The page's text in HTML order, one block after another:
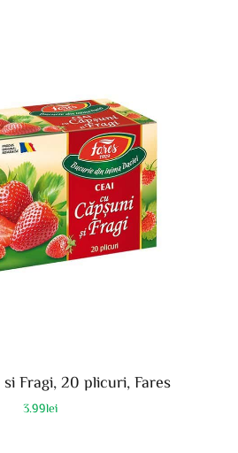
si Fragi, 20 plicuri, Fares
3.99lei